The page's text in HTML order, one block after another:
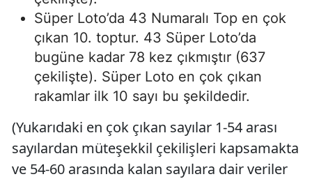
Süper Loto’da 43 Numaralı Top en çok
çıkan 10. toptur. 43 Süper Loto’da
bugüne kadar 78 kez çıkmıştır (637
çekilişte). Süper Loto en çok çıkan
rakamlar ilk 10 sayı bu şekildedir.
(Yukarıdaki en çok çıkan sayılar 1-54 arası
sayılardan müteşekkil çekilişleri kapsamakta
ve 54-60 arasında kalan sayılara dair veriler